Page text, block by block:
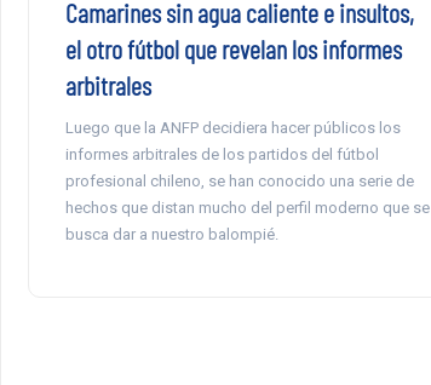
Camarines sin agua caliente e insultos,
el otro fútbol que revelan los informes
arbitrales
Luego que la ANFP decidiera hacer públicos los
informes arbitrales de los partidos del fútbol
profesional chileno, se han conocido una serie de
hechos que distan mucho del perfil moderno que se
busca dar a nuestro balompié.